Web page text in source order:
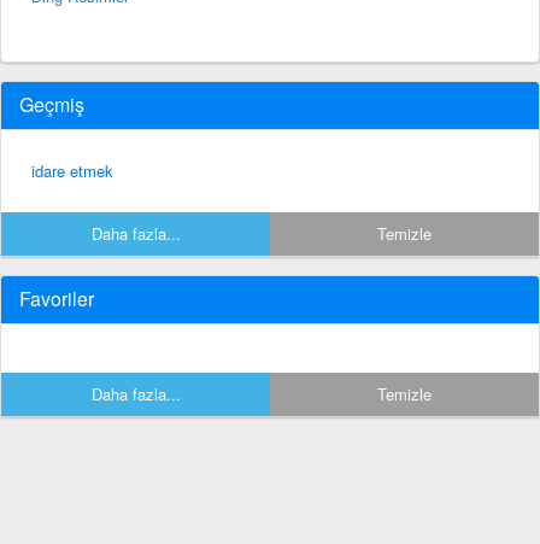
Geçmiş
idare etmek
Daha fazla... Temizle
Favoriler
Daha fazla... Temizle